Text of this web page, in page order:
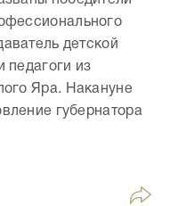
детской
педагоги из
Яра. Накануне
губернатора